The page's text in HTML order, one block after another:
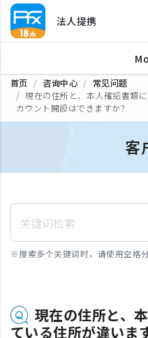
法人提携
首页 咨询中心
常见问题
現在の住所と、本人確認書類
カウント開設はできますか？
客
※搜索多个关键词时，请使用空格
現在の住所と、
ている住所が違いま